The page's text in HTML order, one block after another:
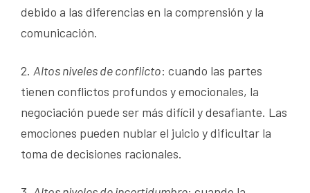
debido a las diferencias en la comprensión y la
comunicación.
2. Altos niveles de conflicto: cuando las partes
tienen conflictos profundos y emocionales, la
negociación puede ser más difícil y desafiante. Las
emociones pueden nublar el juicio y dificultar la
toma de decisiones racionales.